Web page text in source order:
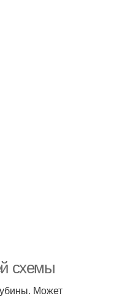
схемы
Может